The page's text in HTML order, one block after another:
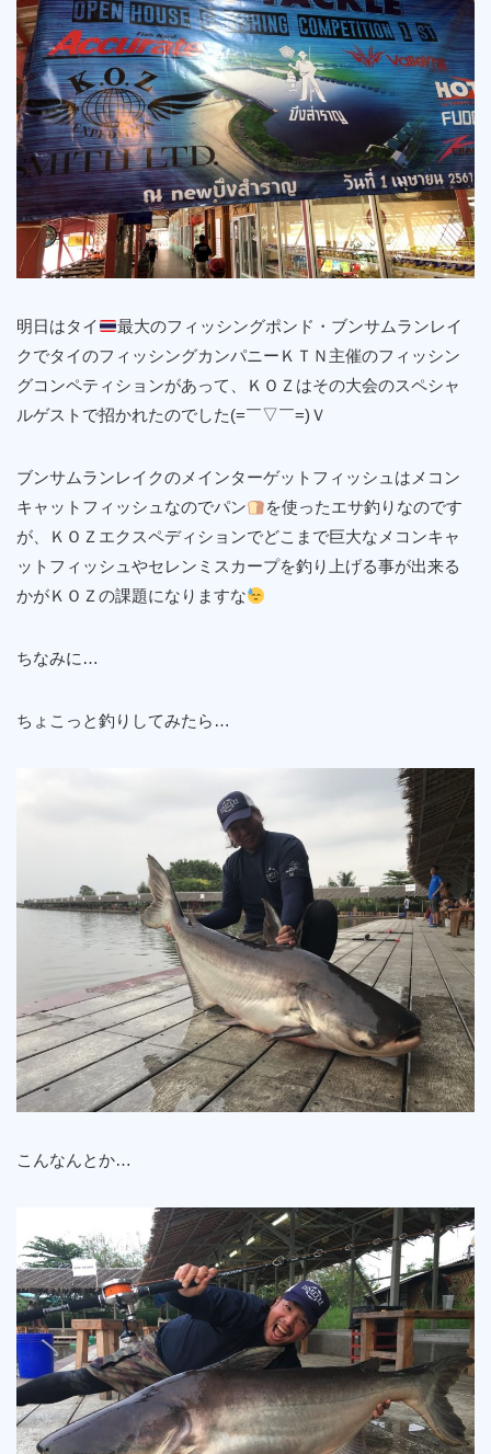
明日はタイ
最大のフィッシングポンド・ブンサムランレイ
クでタイのフィッシングカンパニーＫＴＮ主催のフィッシン
グコンペティションがあって、ＫＯＺはその大会のスペシャ
ルゲストで招かれたのでした(=￣▽￣=)Ｖ
ブンサムランレイクのメインターゲットフィッシュはメコン
キャットフィッシュなのでパン
を使ったエサ釣りなのです
が、ＫＯＺエクスペディションでどこまで巨大なメコンキャ
ットフィッシュやセレンミスカープを釣り上げる事が出来る
かがＫＯＺの課題になりますな
ちなみに…
ちょこっと釣りしてみたら…
こんなんとか…